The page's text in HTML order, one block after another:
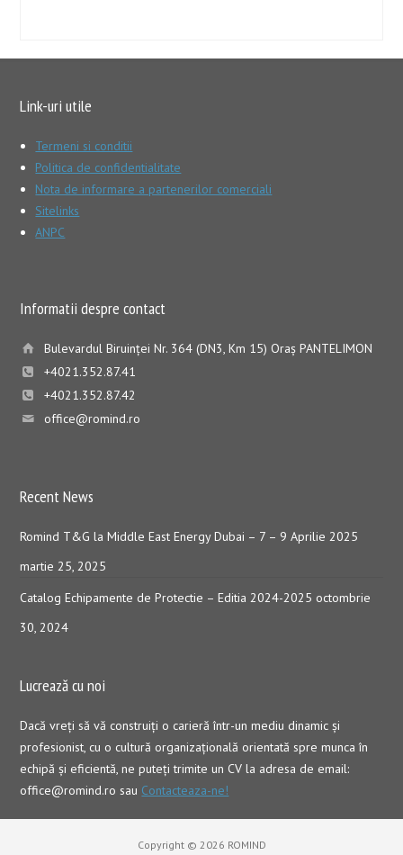
Link-uri utile
Termeni si conditii
Politica de confidentialitate
Nota de informare a partenerilor comerciali
Sitelinks
ANPC
Informatii despre contact
Bulevardul Biruinţei Nr. 364 (DN3, Km 15) Oraş PANTELIMON
+4021.352.87.41
+4021.352.87.42
office@romind.ro
Recent News
Romind T&G la Middle East Energy Dubai – 7 – 9 Aprilie 2025
martie 25, 2025
Catalog Echipamente de Protectie – Editia 2024-2025 octombrie
30, 2024
Lucrează cu noi
Dacă vreţi să vă construiţi o carieră într-un mediu dinamic şi
profesionist, cu o cultură organizaţională orientată spre munca în
echipă şi eficientă, ne puteți trimite un CV la adresa de email:
office@romind.ro sau Contacteaza-ne!
Copyright © 2026 ROMIND